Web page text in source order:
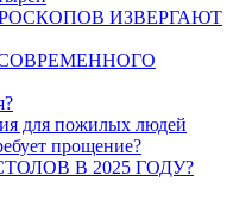
ИЗВЕРГАЮТ
для пожилых людей
прощение?
В 2025 ГОДУ?